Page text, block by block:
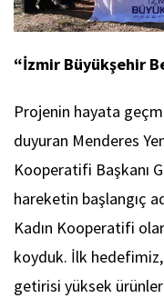
“İzmir Büyükşehir
Projenin hayata
duyuran Menderes
Kooperatifi Başkanı
hareketin başlangıç
Kadın Kooperatifi
koyduk. İlk
getirisi yüksek